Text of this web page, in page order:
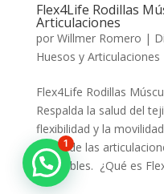
Flex4Life Rodillas
Articulaciones
por Willmer Romero |
Huesos y Articulaciones
Flex4Life Rodillas
Respalda la salud del
flexibilidad y la
tejido de las
saludables. ¿Qué es
1